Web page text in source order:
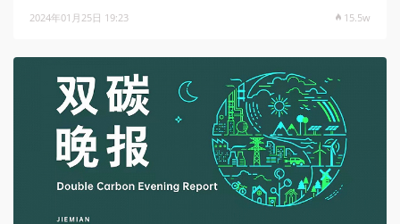
2024年01月25日 19:23 15.5w